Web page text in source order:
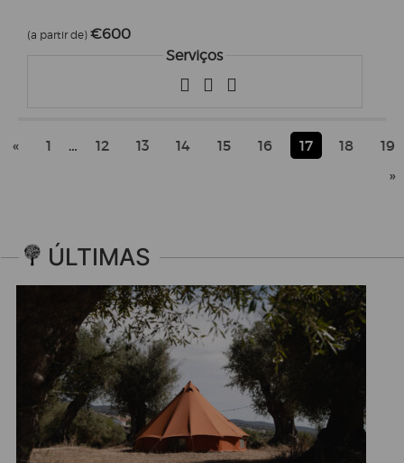
(a partir de) €600
Serviços
« 1 … 12 13 14 15 16 17 18
19
»
ÚLTIMAS